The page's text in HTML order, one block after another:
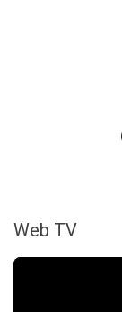
Web TV